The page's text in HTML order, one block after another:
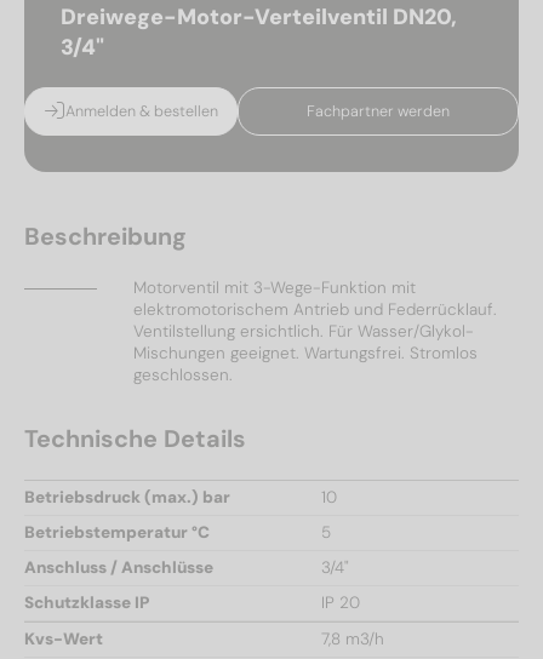
Dreiwege-Motor-Verteilventil DN20,
3/4"
Anmelden & bestellen Fachpartner werden
Beschreibung
Motorventil mit 3-Wege-Funktion mit
elektromotorischem Antrieb und Federrücklauf.
Ventilstellung ersichtlich. Für Wasser/Glykol-
Mischungen geeignet. Wartungsfrei. Stromlos
geschlossen.
Technische Details
Betriebsdruck (max.) bar
10
Betriebstemperatur °C
5
Anschluss / Anschlüsse
3/4"
Schutzklasse IP
IP 20
Kvs-Wert
7,8 m3/h